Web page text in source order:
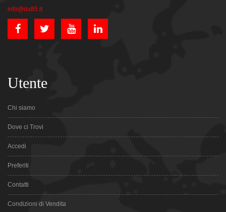
info@du85.it
Utente
Chi siamo
Dove ci Trovi
Accedi
Preferiti
Contatti
Condizioni di Vendita